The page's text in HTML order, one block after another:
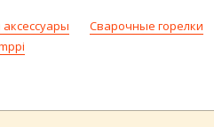
Сварочные горелки